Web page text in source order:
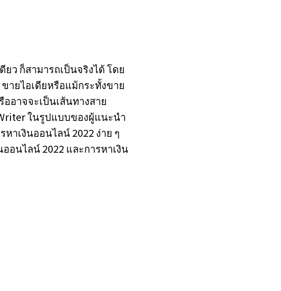
ว ก็สามารถเป็นจริงได้ โดย
ายไอเดียหรือแม้กระทั้งขาย
อาจจะเป็นเส้นทางสาย
ในรูปแบบของผู้แนะนำ
าเงินออนไลน์ 2022 ง่าย ๆ
อนไลน์ 2022 และการหาเงิน